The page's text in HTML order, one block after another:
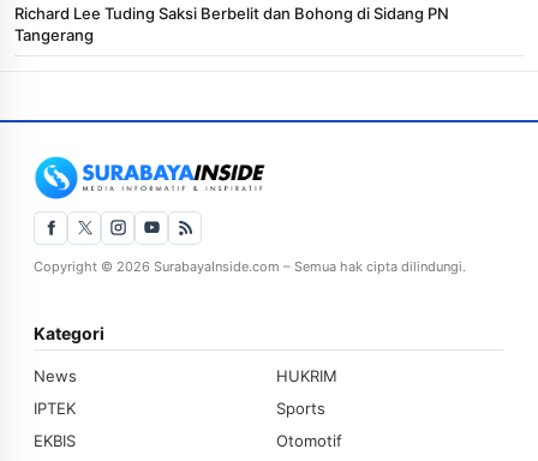
Richard Lee Tuding Saksi Berbelit dan Bohong di Sidang PN
Tangerang
Copyright © 2026 SurabayaInside.com – Semua hak cipta dilindungi.
Kategori
News
HUKRIM
IPTEK
Sports
EKBIS
Otomotif